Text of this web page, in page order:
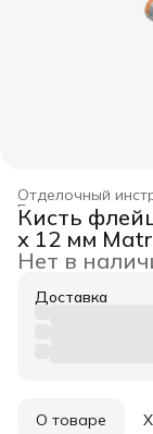
Отделочный
Главная
Кисть
х 12 мм
Нет в
Доставка
О товаре